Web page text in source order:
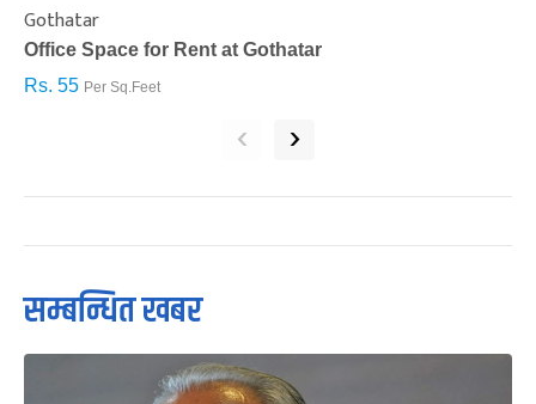
Gothatar
Office Space for Rent at Gothatar
Rs. 55 Per Sq.Feet
‹ ›
सम्बन्धित खबर